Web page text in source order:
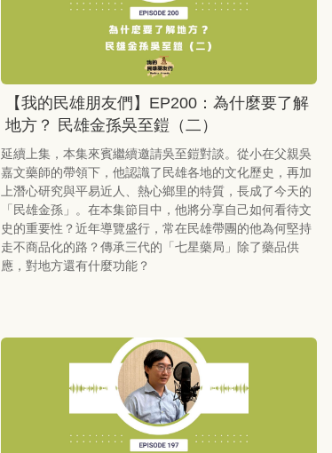
【我的民雄朋友們】EP200：為什麼要了解
地方？ 民雄金孫吳至鎧（二）
延續上集，本集來賓繼續邀請吳至鎧對談。從小在父親吳
嘉文藥師的帶領下，他認識了民雄各地的文化歷史，再加
上潛心研究與平易近人、熱心鄉里的特質，長成了今天的
「民雄金孫」。在本集節目中，他將分享自己如何看待文
史的重要性？近年導覽盛行，常在民雄帶團的他為何堅持
走不商品化的路？傳承三代的「七星藥局」除了藥品供
應，對地方還有什麼功能？